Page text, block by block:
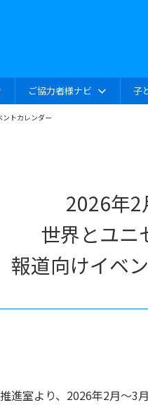
ご協力者様ナビ 子
トカレンダー
2026年2
世界とユニ
報道向けイベ
進室より、2026年2月～